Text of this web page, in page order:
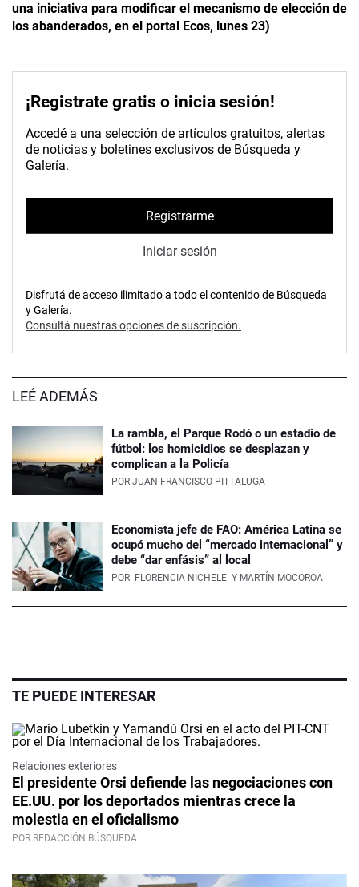
una iniciativa para modificar el mecanismo de elección de
los abanderados, en el portal Ecos, lunes 23)
¡Registrate gratis o inicia sesión!
Accedé a una selección de artículos gratuitos, alertas
de noticias y boletines exclusivos de Búsqueda y
Galería.
Registrarme
Iniciar sesión
Disfrutá de acceso ilimitado a todo el contenido de Búsqueda
y Galería.
Consultá nuestras opciones de suscripción.
LEÉ ADEMÁS
La rambla, el Parque Rodó o un estadio de
fútbol: los homicidios se desplazan y
complican a la Policía
POR JUAN FRANCISCO PITTALUGA
Economista jefe de FAO: América Latina se
ocupó mucho del “mercado internacional” y
debe “dar enfásis” al local
POR FLORENCIA NICHELE Y MARTÍN MOCOROA
TE PUEDE INTERESAR
Relaciones exteriores
El presidente Orsi defiende las negociaciones con
EE.UU. por los deportados mientras crece la
molestia en el oficialismo
POR REDACCIÓN BÚSQUEDA